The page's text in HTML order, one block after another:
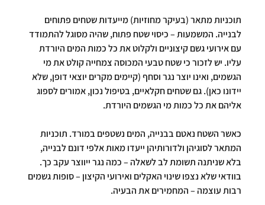
תוכניות מתאר (בעיקר מחוזיות) מייעדות שטחים פתוחים
לבנייה. המשמעות – כיסוי שטח פתוח, שהיה מסוגל להתמודד
עם אירועי גשם קיצוניים ולקלוט את כל כמות המים היורדת
עליו. יש לזכור כי שטח טבעי המכוסה צמחייה קולט את מי
הגשמים, ואינו יוצר נגר וסחף (קיימים מקרים יוצאי דופן, שלא
יידונו כאן). גם שטחים חקלאיים, בטיפול נכון, אמורים לספוג
אליהם את כל כמות מי הגשמים היורדת.
כאשר השטח נאטם בבנייה, המים נשטפים במורד. תוכניות
המתאר לסוגיהן ולדורותיהן ייעדו מאות אלפי דונם לבנייה,
בלא שניתנה תשומת לב לשאלה – כמה נגר ייווצר עקב כך.
בוודאי שלא נצפו שינוי האקלים ואירועי הקיצון – סופות גשמים
רבות עוצמה – המחמירים את הבעיה.